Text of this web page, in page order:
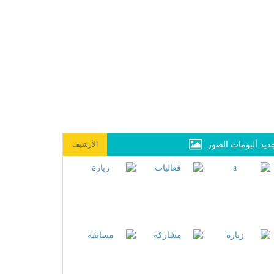
ألبومات الصور الأرشيف